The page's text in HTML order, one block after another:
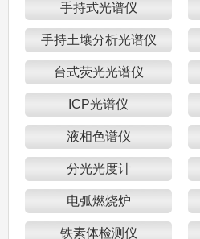
手持式光谱仪
手持土壤分析光谱仪
台式荧光光谱仪
ICP光谱仪
液相色谱仪
分光光度计
电弧燃烧炉
铁素体检测仪